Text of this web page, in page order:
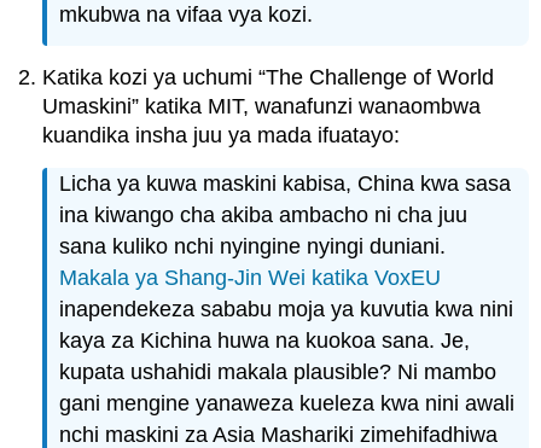
mkubwa na vifaa vya kozi.
Katika kozi ya uchumi “The Challenge of World
Umaskini” katika MIT, wanafunzi wanaombwa
kuandika insha juu ya mada ifuatayo:
Licha ya kuwa maskini kabisa, China kwa sasa
ina kiwango cha akiba ambacho ni cha juu
sana kuliko nchi nyingine nyingi duniani.
Makala ya Shang-Jin Wei katika VoxEU
inapendekeza sababu moja ya kuvutia kwa nini
kaya za Kichina huwa na kuokoa sana. Je,
kupata ushahidi makala plausible? Ni mambo
gani mengine yanaweza kueleza kwa nini awali
nchi maskini za Asia Mashariki zimehifadhiwa